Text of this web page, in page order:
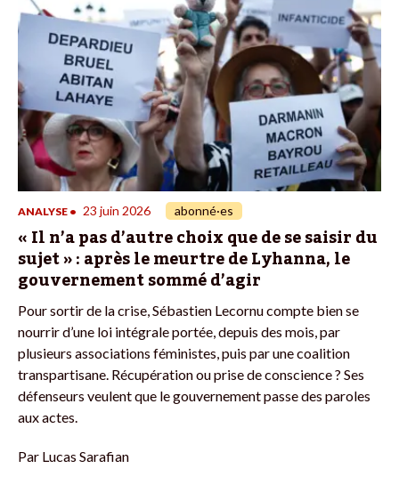
ANALYSE • 23 juin 2026 abonné·es
« Il n’a pas d’autre choix que de se saisir du
sujet » : après le meurtre de Lyhanna, le
gouvernement sommé d’agir
Pour sortir de la crise, Sébastien Lecornu compte bien se
nourrir d’une loi intégrale portée, depuis des mois, par
plusieurs associations féministes, puis par une coalition
transpartisane. Récupération ou prise de conscience ? Ses
défenseurs veulent que le gouvernement passe des paroles
aux actes.
Par Lucas Sarafian